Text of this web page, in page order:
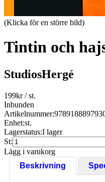
(Klicka för en större bild)
Tintin och
StudiosHergé
199kr/ st.
Inbunden
Artikelnummer:
Enhet:st.
Lagerstatus:I lager
St:
Lägg i varukorg
Beskrivning